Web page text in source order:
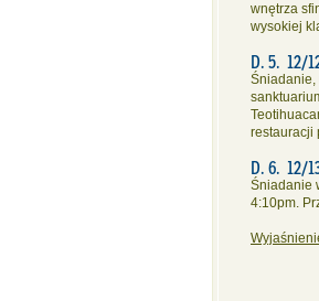
wnętrza
wysokiej
D. 5.
Śniadanie,
restauracji
D. 6.
Śniadanie
4:10pm.